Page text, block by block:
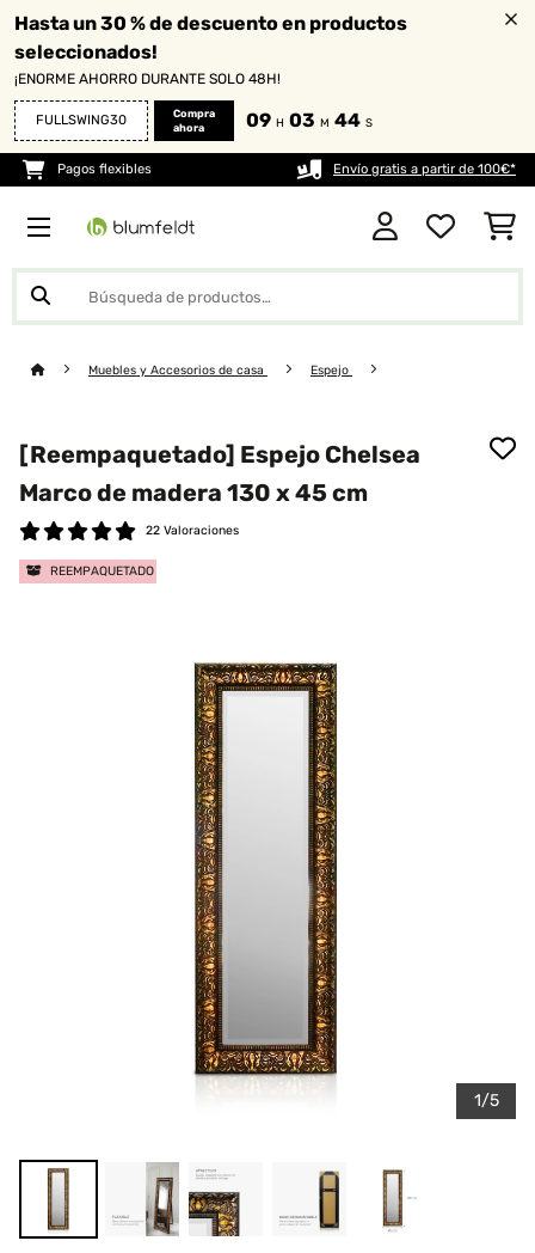
Hasta un 30 % de descuento en productos
seleccionados!
¡ENORME AHORRO DURANTE SOLO 48H!
FULLSWING30
Compra
ahora
09 H 03 M 43 S
Pagos flexibles Envío gratis a partir de 100€*
Muebles y Accesorios de casa Espejo
[Reempaquetado] Espejo Chelsea
Marco de madera 130 x 45 cm
22 Valoraciones
REEMPAQUETADO
1/5